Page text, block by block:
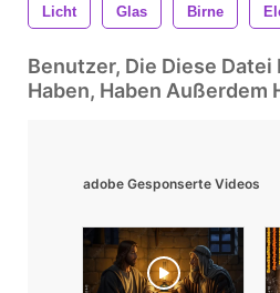
Licht Glas Birne
Benutzer, Die Diese
Haben, Haben Außerdem
adobe Gesponserte Videos